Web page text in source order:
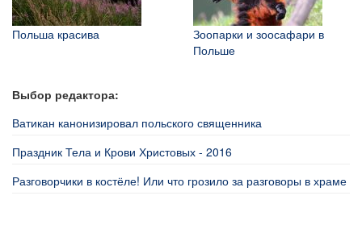
Польша красива
Зоопарки и зоосафари в
Польше
Выбор редактора:
Ватикан канонизировал польского священника
Праздник Тела и Крови Христовых - 2016
Разговорчики в костёле! Или что грозило за разговоры в храме